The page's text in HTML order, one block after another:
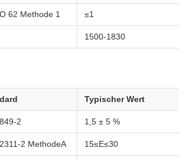
62 Methode 1 ≤1
1500-1830
Typischer Wert
2 1,5 ± 5 %
2 MethodeA 15≤E≤30